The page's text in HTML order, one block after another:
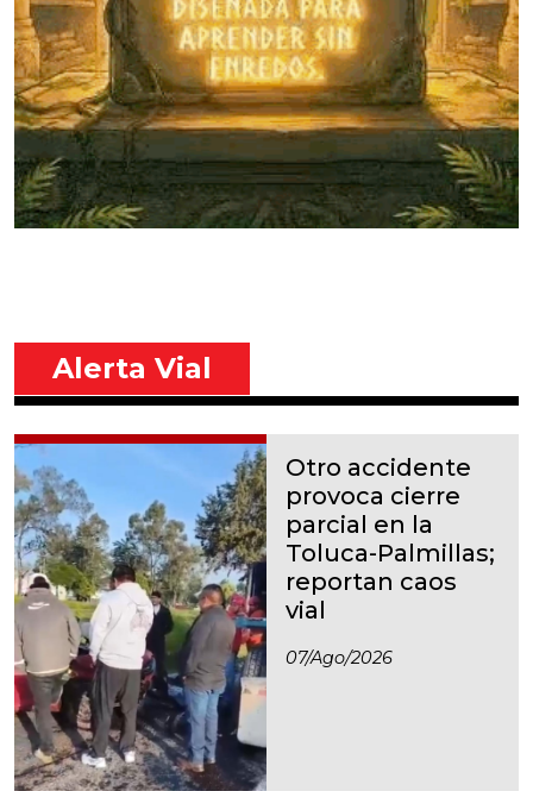
Alerta Vial
Otro accidente
provoca cierre
parcial en la
Toluca-Palmillas;
reportan caos
vial
07/ago/2026